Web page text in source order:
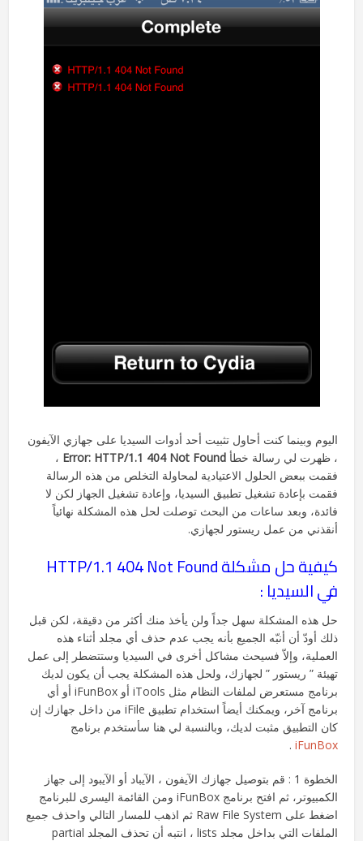
اليوم وبينما كنت أحاول تثبيت أحد أدوات السيديا على جهازي الآيفون
، ظهرت لي رسالة خطأError: HTTP/1.1 404 Not Found ،
فقمت ببعض الحلول الاعتيادية لمحاولة التخلص من هذه الرسالة
فقمت بإعادة تشغيل تطبيق السيديا، وإعادة تشغيل الجهاز لكن لا
فائدة، وبعد ساعات من البحث توصلت لحل هذه المشكلة نهائياً
أنقذني من عمل ريستور لجهازي.
كيفية حل مشكلة HTTP/1.1 404 Not Found
في السيديا :
حل هذه المشكلة سهل جداً ولن يأخذ منك أكثر من دقيقة، لكن قبل
ذلك أودّ أن أنبّه الجميع بأنه يجب عدم حذف أي مجلد أثناء هذه
العملية، وإلاّ فسيحث مشاكل أخرى في السيديا وستتضطر إلى عمل
تهيئة ” ريستور ” لجهازك، ولحل هذه المشكلة يجب أن يكون لديك
برنامج مستعرض لملفات النظام مثل iTools أو iFunBox أو أي
برنامج آخر، ويمكنك أيضاً استخدام تطبيق iFile من داخل جهازك إن
كان التطبيق مثبت لديك، وبالنسبة لي هنا سأستخدم برنامج
iFunBox
.
الخطوة 1 : قم بتوصيل جهازك الآيفون ، الآيباد أو الآيبود إلى جهاز
الكمبيوتر، ثم افتح برنامج iFunBox ومن القائمة اليسرى للبرنامج
اضغط على Raw File System ثم اذهب للمسار التالي واحذف جميع
الملفات التي بداخل مجلد lists ، انتبه أن تحذف المجلد partial